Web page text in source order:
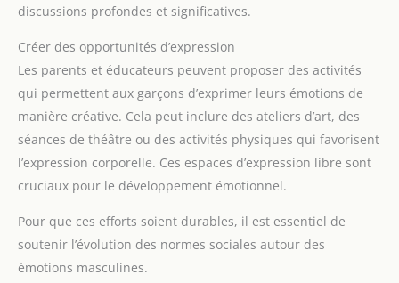
discussions profondes et significatives.
Créer des opportunités d’expression
Les parents et éducateurs peuvent proposer des activités
qui permettent aux garçons d’exprimer leurs émotions de
manière créative. Cela peut inclure des ateliers d’art, des
séances de théâtre ou des activités physiques qui favorisent
l’expression corporelle. Ces espaces d’expression libre sont
cruciaux pour le développement émotionnel.
Pour que ces efforts soient durables, il est essentiel de
soutenir l’évolution des normes sociales autour des
émotions masculines.